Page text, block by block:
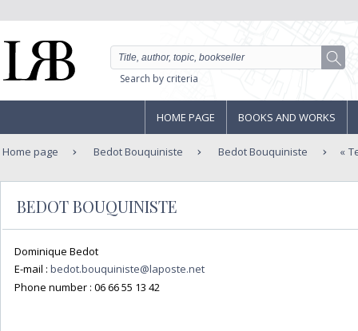
Search by criteria
HOME PAGE BOOKS AND WORKS
Home page Bedot Bouquiniste Bedot Bouquiniste
BEDOT BOUQUINISTE
Dominique Bedot
E-mail : bedot.bouquiniste@laposte.net
Phone number : 06 66 55 13 42